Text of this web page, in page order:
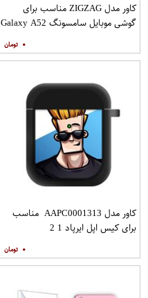
کاور مدل ZIGZAG مناسب برای
گوشی موبایل سامسونگ Galaxy A52
۰
کاور مدل AAPC0001313 مناسب
برای کیس اپل ایرپاد 1 2
۰